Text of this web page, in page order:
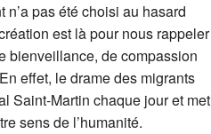
n’a pas été choisi au hasard
est là pour nous rappeler
bienveillance, de compassion
effet, le drame des migrants
Saint-Martin chaque jour et met
sens de l’humanité.